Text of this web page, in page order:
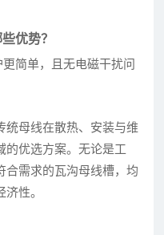
优势？
简单，且无电磁干扰问
统母线在散热、安装与维
的优选方案。无论是工
合需求的瓦沟母线槽，均
性。